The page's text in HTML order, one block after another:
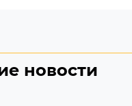
новости